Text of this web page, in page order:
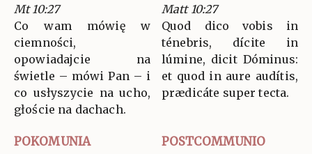
Mt 10:27
Co wam mówię w
ciemności,
opowiadajcie na
świetle – mówi Pan – i
co usłyszycie na ucho,
głoście na dachach.
Matt 10:27
Quod dico vobis in
ténebris, dícite in
lúmine, dicit Dóminus:
et quod in aure audítis,
prædicáte super tecta.
POKOMUNIA POSTCOMMUNIO